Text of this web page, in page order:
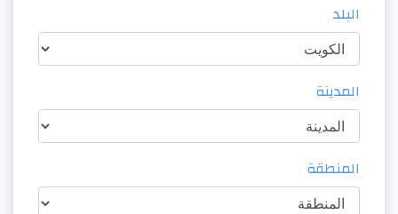
البلد
المدينة
المنطقة